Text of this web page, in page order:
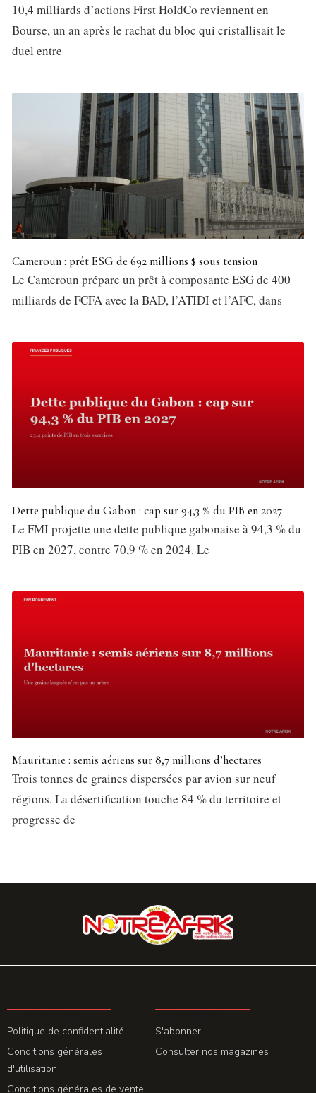
10,4 milliards d’actions First HoldCo reviennent en
Bourse, un an après le rachat du bloc qui cristallisait le
duel entre
Cameroun : prêt ESG de 692 millions $ sous tension
Le Cameroun prépare un prêt à composante ESG de 400
milliards de FCFA avec la BAD, l’ATIDI et l’AFC, dans
Dette publique du Gabon : cap sur 94,3 % du PIB en 2027
Le FMI projette une dette publique gabonaise à 94,3 % du
PIB en 2027, contre 70,9 % en 2024. Le
Mauritanie : semis aériens sur 8,7 millions d’hectares
Trois tonnes de graines dispersées par avion sur neuf
régions. La désertification touche 84 % du territoire et
progresse de
Politique de confidentialité
Conditions générales
d'utilisation
Conditions générales de vente
S'abonner
Consulter nos magazines